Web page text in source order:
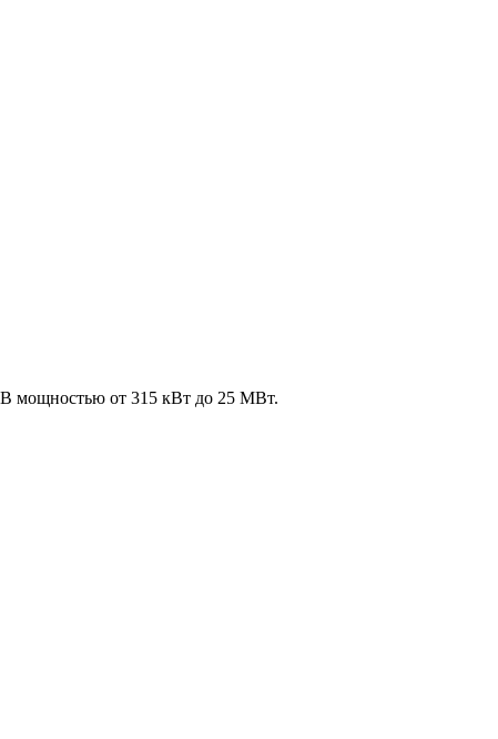
мощностью от 315 кВт до 25 МВт.